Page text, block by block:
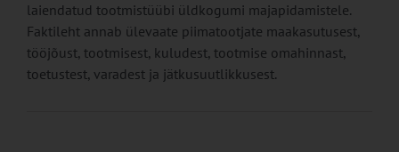
laiendatud tootmistüübi üldkogumi majapidamistele.
Faktileht annab ülevaate piimatootjate maakasutusest,
tööjõust, tootmisest, kuludest, tootmise omahinnast,
toetustest, varadest ja jätkusuutlikkusest.